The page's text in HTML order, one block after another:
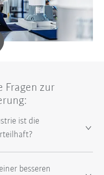
Fragen zur
ist die
besseren